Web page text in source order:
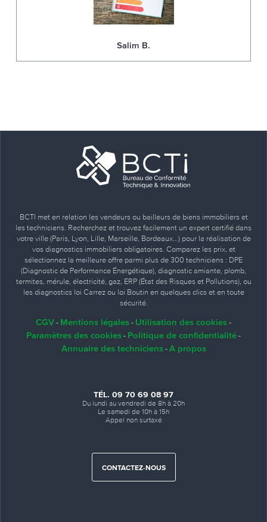
Salim B.
BCTI met en relation les vendeurs ou bailleurs de biens immobiliers et
les techniciens. Recherchez et trouvez facilement un expert certifié dans
votre ville (Paris, Lyon, Lille, Marseille, Bordeaux…) pour la réalisation de
vos diagnostics immobiliers obligatoires. Comparez les prix, et
sélectionnez la meilleure offre parmi plus de 300 techniciens : DPE
(Diagnostic de Performance Énergétique), diagnostic amiante, plomb,
termites, mérule, électricité, gaz, ERP (État des Risques et Pollutions), ou
les diagnostics loi Carrez ou loi Boutin en quelques clics et en toute
sécurité.
CGV - Mentions légales - Utilisation des cookies -
Paramètres des cookies - Politique de confidentialité -
Annuaire des techniciens- A propos
TÉL. 09 70 69 08 97
Du lundi au vendredi de 8h à 20h
Le samedi de 10h à 15h
Appel non surtaxé
CONTACTEZ-NOUS